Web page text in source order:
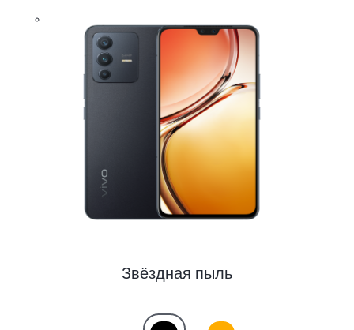
Звёздная пыль